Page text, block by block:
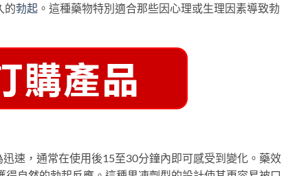
的勃起 。這種藥物特別適合那些因心理或生理因素導致勃
速，通常在使用後15至30分鐘內即可感受到變化。藥效